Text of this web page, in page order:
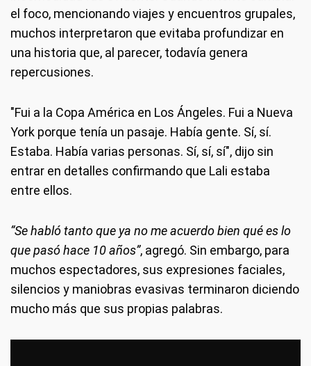
el foco, mencionando viajes y encuentros grupales,
muchos interpretaron que evitaba profundizar en
una historia que, al parecer, todavía genera
repercusiones.
"Fui a la Copa América en Los Ángeles. Fui a Nueva
York porque tenía un pasaje. Había gente. Sí, sí.
Estaba. Había varias personas. Sí, sí, sí", dijo sin
entrar en detalles confirmando que Lali estaba
entre ellos.
“Se habló tanto que ya no me acuerdo bien qué es lo
que pasó hace 10 años”, agregó. Sin embargo, para
muchos espectadores, sus expresiones faciales,
silencios y maniobras evasivas terminaron diciendo
mucho más que sus propias palabras.